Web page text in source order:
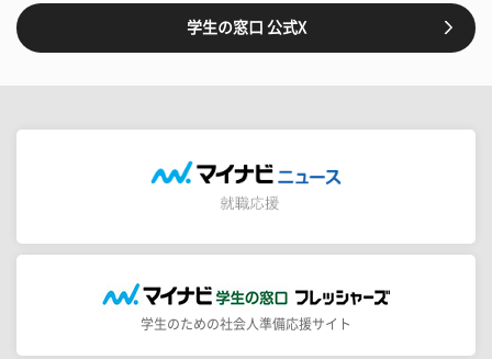
学生の窓口 公式X
学生のための社会人準備応援サイト